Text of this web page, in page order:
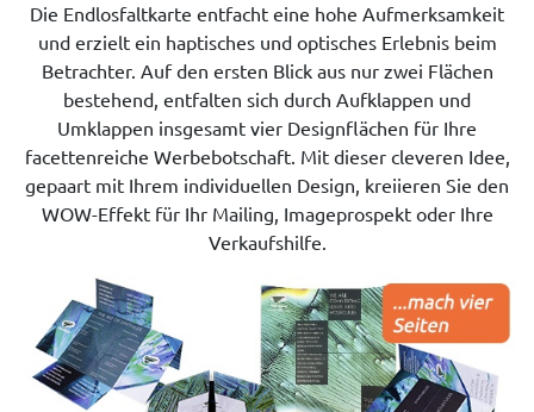
Die Endlosfaltkarte entfacht eine hohe Aufmerksamkeit
und erzielt ein haptisches und optisches Erlebnis beim
Betrachter. Auf den ersten Blick aus nur zwei Flächen
bestehend, entfalten sich durch Aufklappen und
Umklappen insgesamt vier Designflächen für Ihre
facettenreiche Werbebotschaft. Mit dieser cleveren Idee,
gepaart mit Ihrem individuellen Design, kreiieren Sie den
WOW-Effekt für Ihr Mailing, Imageprospekt oder Ihre
Verkaufshilfe.